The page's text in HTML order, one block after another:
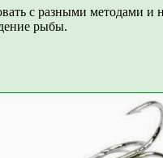
с разными методами и
рыбы.